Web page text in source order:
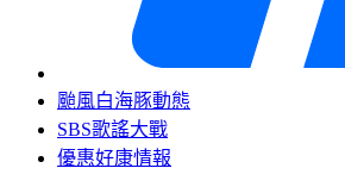
颱風白海豚動態
SBS歌謠大戰
優惠好康情報